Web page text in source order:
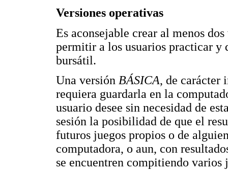
Versiones operativas
Es aconsejable crear al menos
permitir a los usuarios practicar y
bursátil.
Una versión BÁSICA, de carácter
requiera guardarla en la
usuario desee sin necesidad de
sesión la posibilidad de que el
futuros juegos propios o de
computadora, o aun, con
se encuentren compitiendo varios